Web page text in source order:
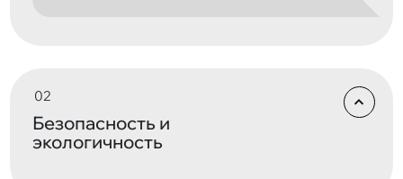
Безопасность и
экологичность